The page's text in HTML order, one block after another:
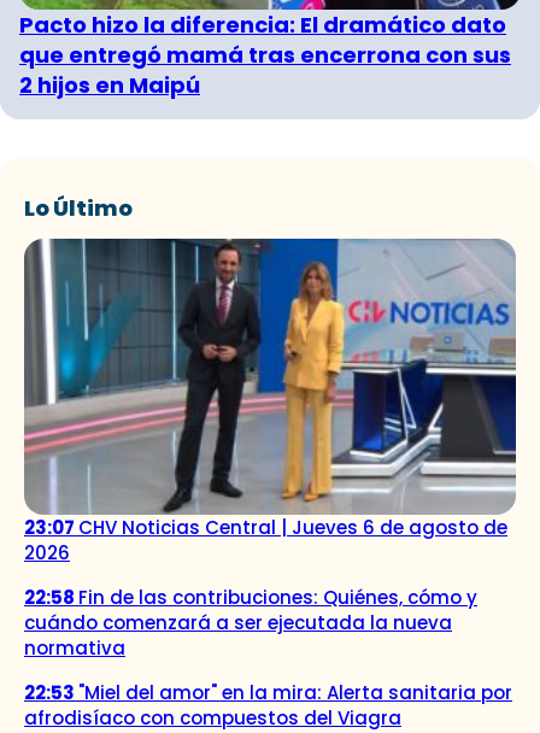
Pacto hizo la diferencia: El dramático dato
que entregó mamá tras encerrona con sus
2 hijos en Maipú
Lo Último
23:07 CHV Noticias Central | Jueves 6 de agosto de
2026
22:58 Fin de las contribuciones: Quiénes, cómo y
cuándo comenzará a ser ejecutada la nueva
normativa
22:53 "Miel del amor" en la mira: Alerta sanitaria por
afrodisíaco con compuestos del Viagra